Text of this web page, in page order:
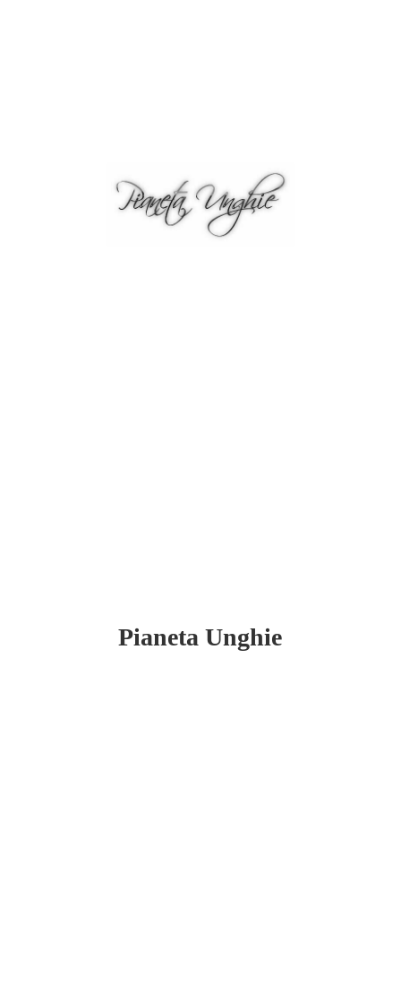
Pianeta Unghie